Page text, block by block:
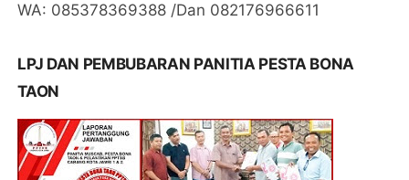
WA: 085378369388 /Dan 082176966611
LPJ DAN PEMBUBARAN PANITIA PESTA BONA
TAON